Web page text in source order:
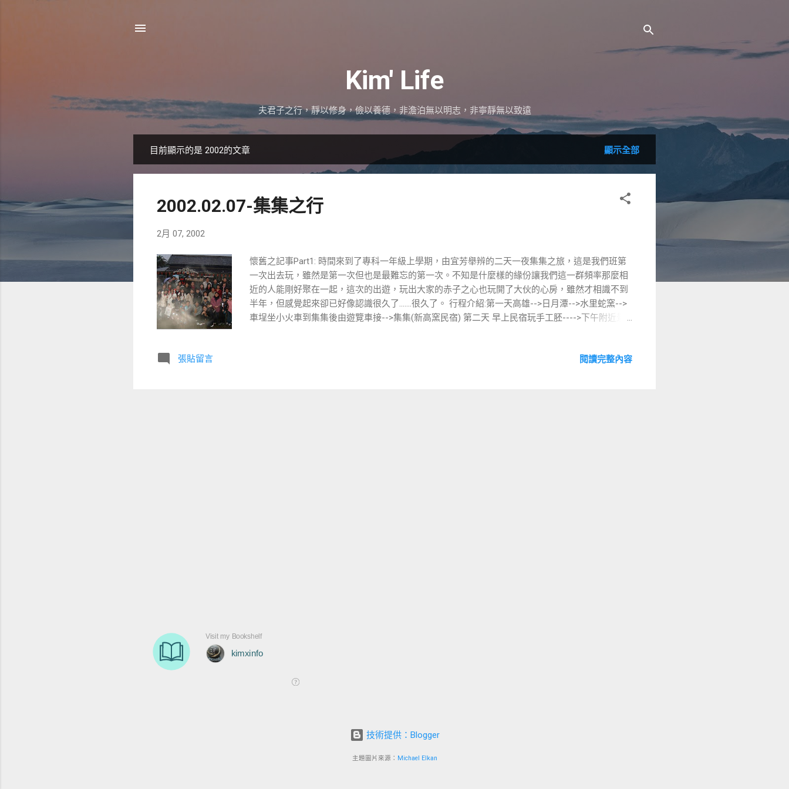
Kim' Life
夫君子之行，靜以修身，儉以養德，非澹泊無以明志，非寧靜無以致遠
表
目前顯示的是 2002的文章 顯示全部
2002.02.07-集集之行
2月 07, 2002
懷舊之記事Part1: 時間來到了專科一年級上學期，由宜芳舉辨的二天一夜集集之旅，這是我們班第
一次出去玩，雖然是第一次但也是最難忘的第一次。不知是什麼樣的緣份讓我們這一群頻率那麼相
近的人能剛好聚在一起，這次的出遊，玩出大家的赤子之心也玩開了大伙的心房，雖然才相識不到
半年，但感覺起來卻已好像認識很久了.......很久了。 行程介紹:第一天高雄-->日月潭-->水里蛇窯-->
車埕坐小火車到集集後由遊覽車接-->集集(新高窯民宿) 第二天 早上民宿玩手工胚---->下午附近景
張貼留言
閱讀完整內容
技術提供：Blogger
主題圖片來源： Michael Elkan